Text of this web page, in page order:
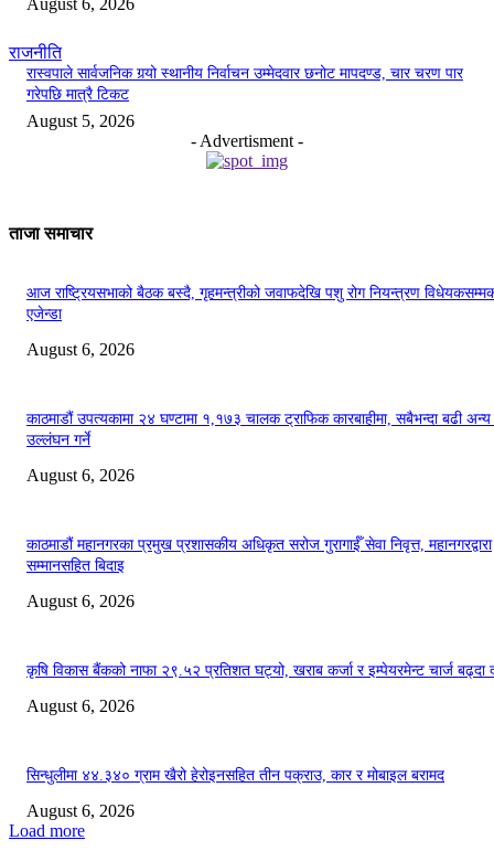
August 6, 2026
राजनीति
रास्वपाले सार्वजनिक गर्‍यो स्थानीय निर्वाचन उम्मेदवार छनोट मापदण्ड, चार चरण पार
गरेपछि मात्रै टिकट
August 5, 2026
- Advertisment -
ताजा समाचार
आज राष्ट्रियसभाको बैठक बस्दै, गृहमन्त्रीको जवाफदेखि पशु रोग नियन्त्रण
एजेन्डा
August 6, 2026
काठमाडौं उपत्यकामा २४ घण्टामा १,१७३ चालक ट्राफिक कारबाहीमा, सबैभन्दा बढी
उल्लंघन गर्ने
August 6, 2026
काठमाडौं महानगरका प्रमुख प्रशासकीय अधिकृत सरोज गुरागाईँ सेवा निवृत्त, महानगरद्वारा
सम्मानसहित बिदाइ
August 6, 2026
कृषि विकास बैंकको नाफा २९.५२ प्रतिशत घट्यो, खराब कर्जा र इम्पेयरमेन्ट चार्ज बढ्दा
August 6, 2026
सिन्धुलीमा ४४.३४० ग्राम खैरो हेरोइनसहित तीन पक्राउ, कार र मोबाइल बरामद
August 6, 2026
Load more